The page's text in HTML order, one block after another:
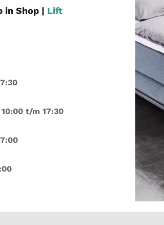
in Shop | Lift
10:00 t/m 17:30